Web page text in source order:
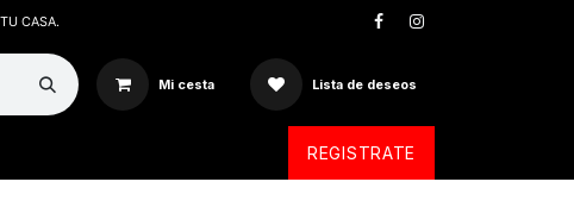
CASA.
Mi cesta Lista de deseos
REGISTRATE